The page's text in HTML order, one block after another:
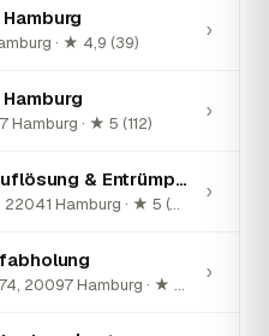
· ★ 4,9 (39)
›
· ★ 5 (112)
›
Blitz - Haushaltsauflösung & Entrümpelung & Umzug
Holzmühlenstraße 98, 22041 Hamburg · ★ 5 (41)
›
Hammerbrookstraße 74, 20097 Hamburg · ★ 4,9 (107)
›